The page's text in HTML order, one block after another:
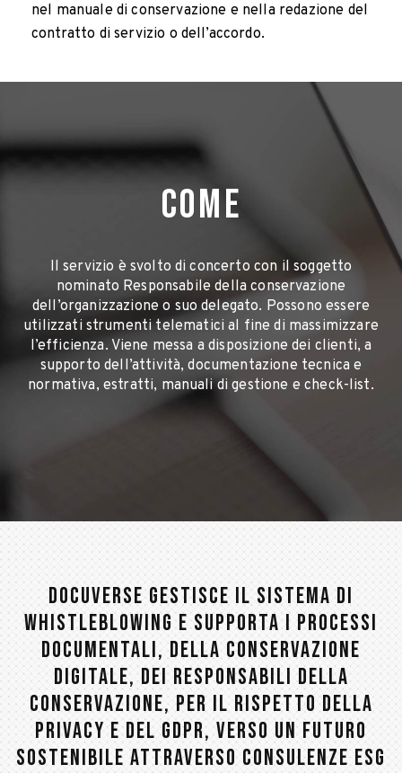
nel manuale di conservazione e nella redazione del
contratto di servizio o dell’accordo.
COME
Il servizio è svolto di concerto con il soggetto
nominato Responsabile della conservazione
dell’organizzazione o suo delegato. Possono essere
utilizzati strumenti telematici al fine di massimizzare
l’efficienza. Viene messa a disposizione dei clienti, a
supporto dell’attività, documentazione tecnica e
normativa, estratti, manuali di gestione e check-list.
DOCUVERSE GESTISCE IL SISTEMA DI
WHISTLEBLOWING E SUPPORTA I PROCESSI
DOCUMENTALI, DELLA CONSERVAZIONE
DIGITALE, DEI RESPONSABILI DELLA
CONSERVAZIONE, PER IL RISPETTO DELLA
PRIVACY E DEL GDPR, VERSO UN FUTURO
SOSTENIBILE ATTRAVERSO CONSULENZE ESG